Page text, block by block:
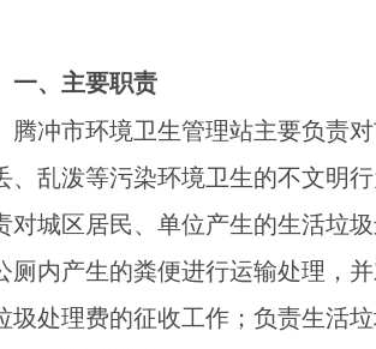
一、主要职责
腾冲市环境卫生管理站主要负责
、乱泼等污染环境卫生的不文明
对城区居民、单位产生的生活垃
厕内产生的粪便进行运输处理，
圾处理费的征收工作；负责生活